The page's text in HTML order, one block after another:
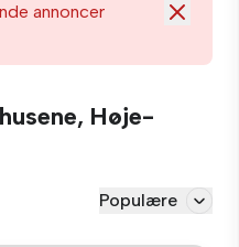
annoncer
Høje-
Populære